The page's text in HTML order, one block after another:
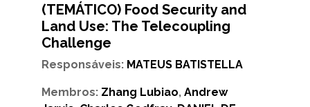
(TEMÁTICO) Food Security and
Land Use: The Telecoupling
Challenge
Responsáveis: MATEUS BATISTELLA
Membros: Zhang Lubiao, Andrew